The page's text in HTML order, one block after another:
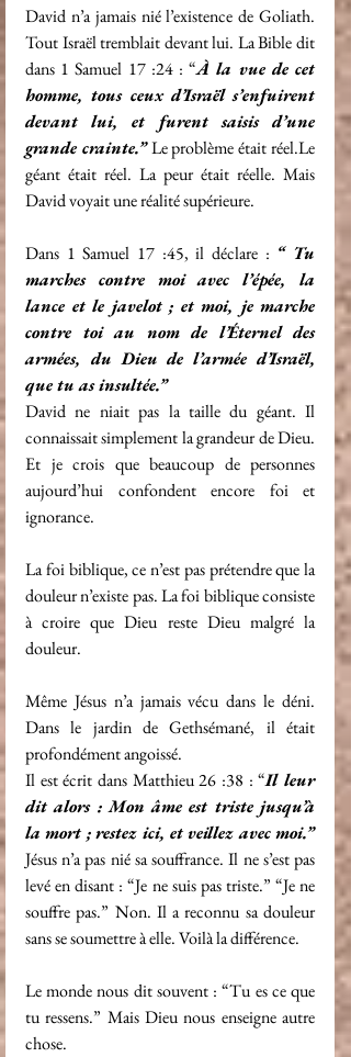
David n’a jamais nié l’existence de Goliath.
Tout Israël tremblait devant lui. La Bible dit
dans 1 Samuel 17 :24 : “À la vue de cet
homme, tous ceux d’Israël s’enfuirent
devant lui, et furent saisis d’une
grande crainte.” Le problème était réel.Le
géant était réel. La peur était réelle. Mais
David voyait une réalité supérieure.
Dans 1 Samuel 17 :45, il déclare : “ Tu
marches contre moi avec l’épée, la
lance et le javelot ; et moi, je marche
contre toi au nom de l’Éternel des
armées, du Dieu de l’armée d’Israël,
que tu as insultée.”
David ne niait pas la taille du géant. Il
connaissait simplement la grandeur de Dieu.
Et je crois que beaucoup de personnes
aujourd’hui confondent encore foi et
ignorance.
La foi biblique, ce n’est pas prétendre que la
douleur n’existe pas. La foi biblique consiste
à croire que Dieu reste Dieu malgré la
douleur.
Même Jésus n’a jamais vécu dans le déni.
Dans le jardin de Gethsémané, il était
profondément angoissé.
Il est écrit dans Matthieu 26 :38 : “Il leur
dit alors : Mon âme est triste jusqu’à
la mort ; restez ici, et veillez avec moi.”
Jésus n’a pas nié sa souffrance. Il ne s’est pas
levé en disant : “Je ne suis pas triste.” “Je ne
souffre pas.” Non. Il a reconnu sa douleur
sans se soumettre à elle. Voilà la différence.
Le monde nous dit souvent : “Tu es ce que
tu ressens.” Mais Dieu nous enseigne autre
chose.